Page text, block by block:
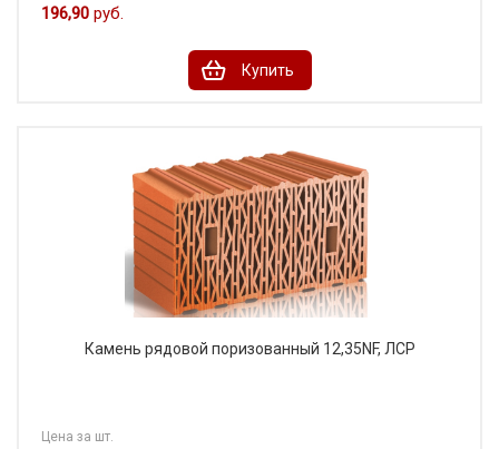
196,90 руб.
Купить
Камень рядовой поризованный 12,35NF, ЛСР
Цена за шт.